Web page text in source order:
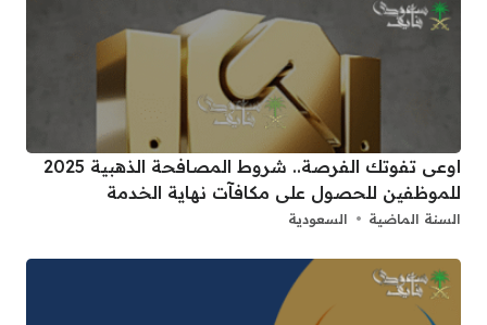
اوعى تفوتك الفرصة.. شروط المصافحة الذهبية 2025
للموظفين للحصول على مكافآت نهاية الخدمة
السنة الماضية السعودية